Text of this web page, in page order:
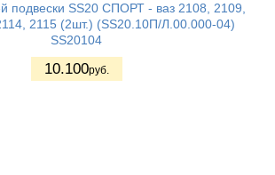
подвески SS20 СПОРТ - ваз 2108, 2109,
2115 (2шт.) (SS20.10П/Л.00.000-04)
SS20104
10.100руб.